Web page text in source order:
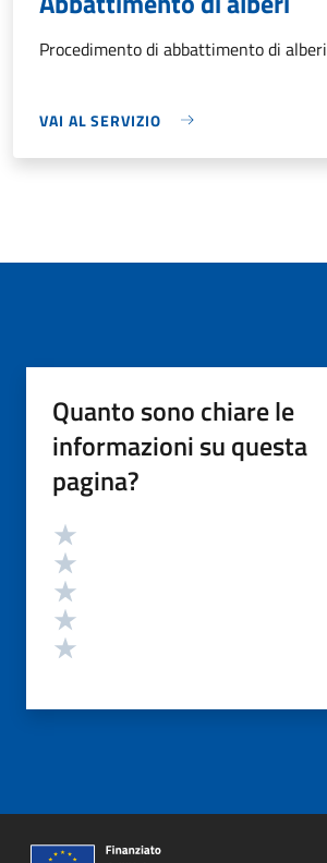
Procedimento di abbattimento di alberi
VAI AL SERVIZIO
Quanto sono chiare le
informazioni su questa
pagina?
Valutazione